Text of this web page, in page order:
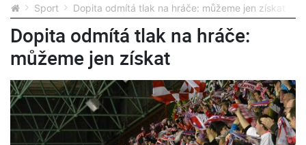
Sport Dopita odmítá tlak na hráče: můžeme jen získat
Dopita odmítá tlak na hráče:
můžeme jen získat